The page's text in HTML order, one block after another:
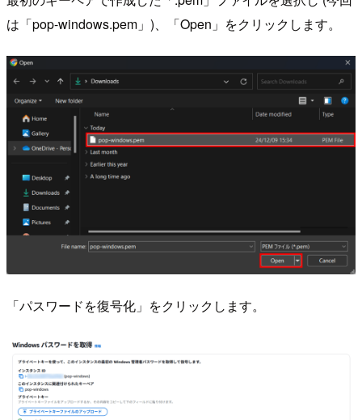
は「pop-windows.pem」)、「Open」をクリックします。
「パスワードを復号化」をクリックします。